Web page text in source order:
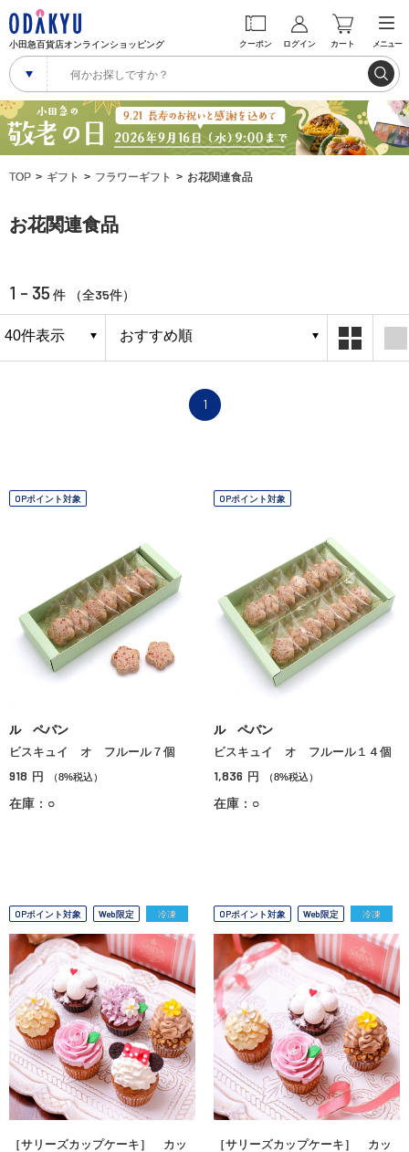
小田急百貨店オンラインショッピング クーポン ログイン カート メニュー
TOP ギフト フラワーギフト お花関連食品
お花関連食品
1 - 35 件 （全35件）
1
OPポイント対象
ル ペパン
ビスキュイ オ フルール７個
918 円 （8%税込）
在庫：○
OPポイント対象
ル ペパン
ビスキュイ オ フルール１４個
1,836 円 （8%税込）
在庫：○
OPポイント対象 Web限定 冷凍
［サリーズカップケーキ］ カッ
OPポイント対象 Web限定 冷凍
［サリーズカップケーキ］ カッ